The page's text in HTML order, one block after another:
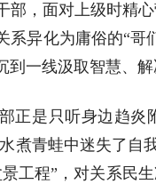
部，面对上级时精
系异化为庸俗的“
一线汲取智慧、解
正是只听身边趋
煮青蛙中迷失了自
工程”，对关系民